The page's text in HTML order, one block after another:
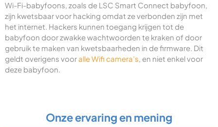
Wi-Fi-babyfoons, zoals de LSC Smart Connect babyfoon,
zijn kwetsbaar voor hacking omdat ze verbonden zijn met
het internet. Hackers kunnen toegang krijgen tot de
babyfoon door zwakke wachtwoorden te kraken of door
gebruik te maken van kwetsbaarheden in de firmware. Dit
geldt overigens vooralle Wifi camera’s, en niet enkel voor
deze babyfoon.
Onze ervaring en mening